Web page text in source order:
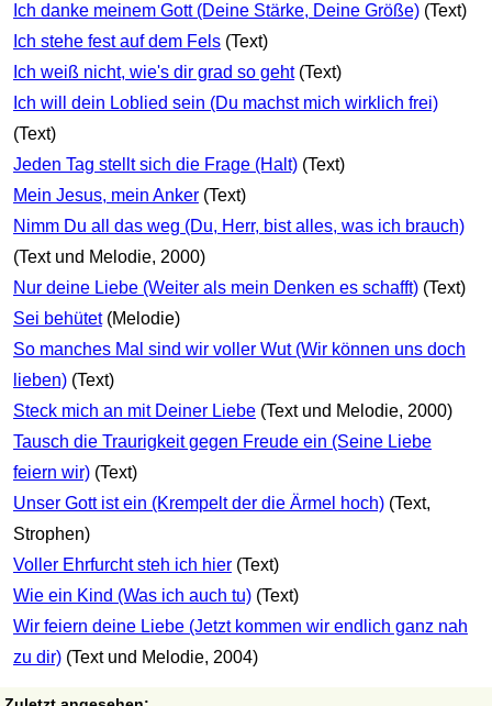
Ich danke meinem Gott (Deine Stärke, Deine Größe) (Text)
Ich stehe fest auf dem Fels (Text)
Ich weiß nicht, wie's dir grad so geht (Text)
Ich will dein Loblied sein (Du machst mich wirklich frei)
(Text)
Jeden Tag stellt sich die Frage (Halt) (Text)
Mein Jesus, mein Anker (Text)
Nimm Du all das weg (Du, Herr, bist alles, was ich brauch)
(Text und Melodie, 2000)
Nur deine Liebe (Weiter als mein Denken es schafft) (Text)
Sei behütet (Melodie)
So manches Mal sind wir voller Wut (Wir können uns doch
lieben) (Text)
Steck mich an mit Deiner Liebe (Text und Melodie, 2000)
Tausch die Traurigkeit gegen Freude ein (Seine Liebe
feiern wir) (Text)
Unser Gott ist ein (Krempelt der die Ärmel hoch) (Text,
Strophen)
Voller Ehrfurcht steh ich hier (Text)
Wie ein Kind (Was ich auch tu) (Text)
Wir feiern deine Liebe (Jetzt kommen wir endlich ganz nah
zu dir) (Text und Melodie, 2004)